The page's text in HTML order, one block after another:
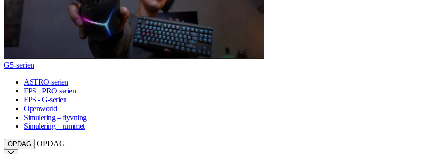
G5-serien
ASTRO-serien
FPS - PRO-serien
FPS - G-serien
Openworld
Simulering – flyvning
Simulering – rummet
OPDAG OPDAG